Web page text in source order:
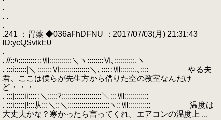
.
. .
.
.241 ：胃薬 ◆036aFhDFNU ：2017/07/03(月) 21:31:43
ID:ycQSvtkE0
.
. //::ﾊ::::::::::::Ⅶ:::::::::::＼ヽ::::::::Ⅵ､::::::::::.ヽ
. :::i::::::|＼::::::::Ⅵ:::::::::::::::＼､::::::Ⅶ:::::::.､:::: やる夫
君、ここは僕らが先生方から借りた空の教室なんだけ
ど・・・
. :::|:::::ii::::::＼:::::ﾏ::::::::::::::::::::＼ :::Ⅶ::::::::::::
. :::i:::::|!:::从:::＼::＼:::::::::::::::::::::ヽ::Ⅶ::::::::::: 温度は
大丈夫かな？寒かったら言ってくれ。エアコンの温度上 ...